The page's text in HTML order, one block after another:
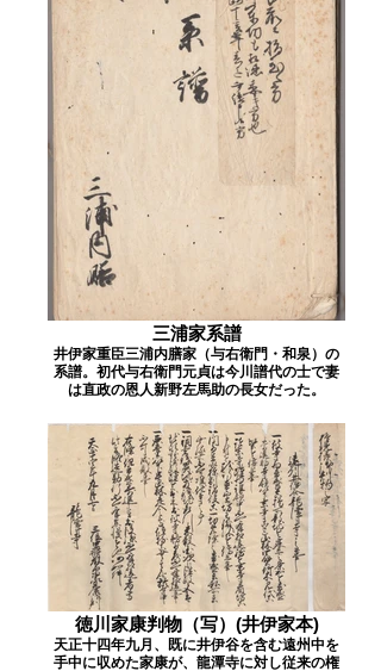
三浦家系譜
井伊家重臣三浦内膳家（与右衛門・和泉）の
系譜。初代与右衛門元貞は今川譜代の士で妻
は直政の恩人新野左馬助の長女だった。
徳川家康判物（写）(井伊家本)
天正十四年九月、既に井伊谷を含む遠州中を
手中に収めた家康が、龍潭寺に対し従来の権